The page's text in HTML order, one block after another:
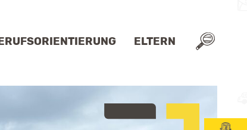
ELTERN
ELTERNBEIRAT
INFORMATIONEN FÜR ELTERN